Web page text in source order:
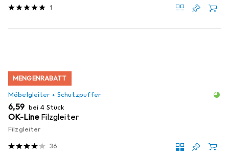
1
MENGENRABATT
Möbelgleiter + Schutzpuffer
EUR
6,59 bei 4 Stück
OK-Line Filzgleiter
Filzgleiter
36